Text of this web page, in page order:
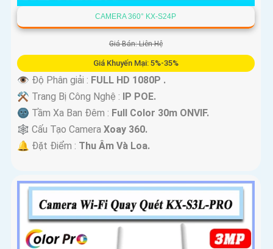
CAMERA 360° KX-S24P
Giá Bán: Liên Hệ
Giá Khuyến Mại: 5%-35%
👁 Độ Phân giải : FULL HD 1080P .
⚒ Trang Bị Công Nghệ : IP POE.
🌚 Tầm Xa Ban Đêm : Full Color 30m ONVIF.
🕸️ Cấu Tạo Camera Xoay 360.
️🔔 Đặt Điểm : Thu Âm Và Loa.